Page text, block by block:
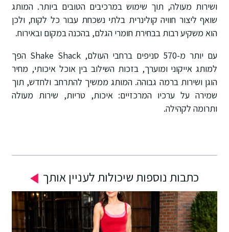
ושירות מעולה, תוך שימוש במרכיבים הטובים ביותר. המותג
שואף ליצור חוויה קולינרית בלתי נשכחת עבור כל לקוח, ולכן
הוא משקיע רבות בבחירת חומרי הגלם, בהכנה במקום ובאירוח.
עם יותר מ-570 סניפים ברחבי העולם, Shake Shack הפך
למותג אייקוני ומוערך, בזכות השילוב בין אוכל איכותי, מחיר
הוגן ושירות ברמה גבוהה. המותג ממשיך להתרחב ולחדש, תוך
שמירה על ערכיו המרכזיים: איכות, טריות, שירות מעולה
ותרומה לקהילה.
כתבות נוספות שיכולות לעניין אותך